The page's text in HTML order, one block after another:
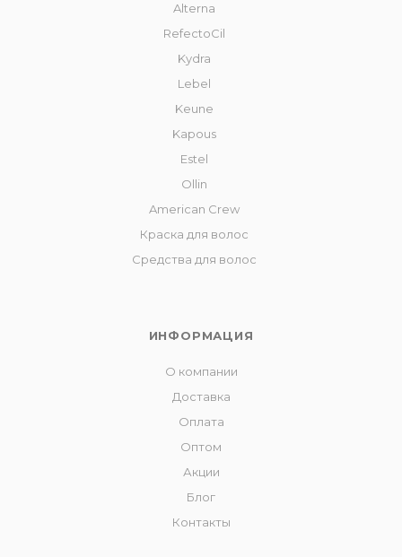
Alterna
RefectoCil
Kydra
Lebel
Keune
Kapous
Estel
Ollin
American Crew
Краска для волос
Средства для волос
ИНФОРМАЦИЯ
О компании
Доставка
Оплата
Оптом
Акции
Блог
Контакты